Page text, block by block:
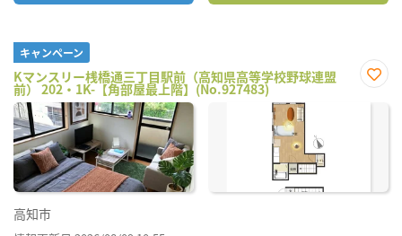
キャンペーン
Kマンスリー桟橋通三丁目駅前（高知県高等学校野球連盟
前） 202・1K-【角部屋最上階】(No.927483)
に入
高知市